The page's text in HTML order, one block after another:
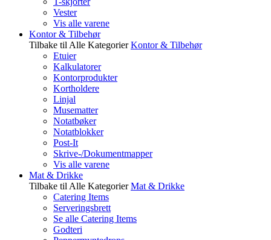
Vester
Vis alle varene
Kontor & Tilbehør
Tilbake til Alle Kategorier Kontor & Tilbehør
Etuier
Kalkulatorer
Kontorprodukter
Kortholdere
Linjal
Musematter
Notatbøker
Notatblokker
Post-It
Skrive-/Dokumentmapper
Vis alle varene
Mat & Drikke
Tilbake til Alle Kategorier Mat & Drikke
Catering Items
Serveringsbrett
Se alle Catering Items
Godteri